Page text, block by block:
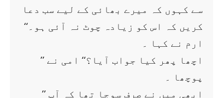
سے کہوں کہ میرے بھائی کے لیے سب دعا
کریں کہ اس کو زیادہ چوٹ نہ آئی ہو۔‘‘
ارم نے کہا ۔
’’ اچھا پھر کیا جواب آیا؟‘‘ امی نے
پوچھا ۔
’’ ابھی میں نے صرف سوچا تھا کہ آپ